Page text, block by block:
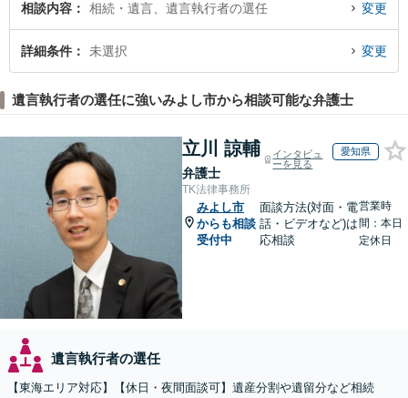
のトラブル解決の実績豊富な近くの弁護士を検索したい』『初回相談無料で遺
言執行者の選任を法律相談できるみよし市内の弁護士に相談予約したい』など
でお困りの相談者さんにおすすめです。
相談内容 相続・遺言、遺言執行者の選任 変更
詳細条件 未選択 変更
遺言執行者の選任に強いみよし市から相談可能な弁護士
立川 諒輔
弁護士
インタビュ
ーを見る
愛知県
TK法律事務所
みよし市
からも相談
受付中
面談方法(対面・電
話・ビデオなど)は
応相談
営業時
間：本日
定休日
遺言執行者の選任
【東海エリア対応】【休日・夜間面談可】遺産分割や遺留分など相続